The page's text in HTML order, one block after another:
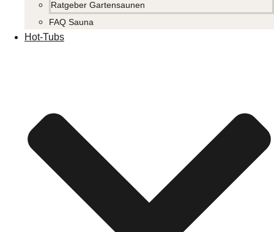
Ratgeber Gartensaunen
FAQ Sauna
Hot-Tubs